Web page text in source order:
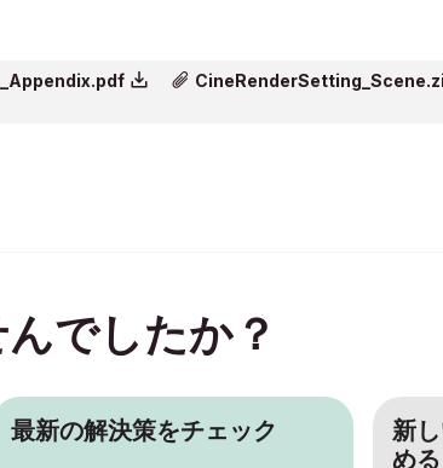
でしたか？
最新の解決策をチェック
新
める